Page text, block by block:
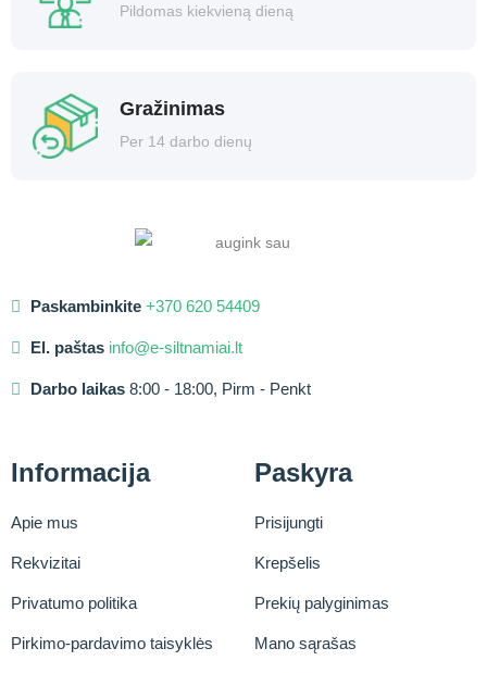
Pildomas kiekvieną dieną
Gražinimas
Per 14 darbo dienų
Paskambinkite +370 620 54409
El. paštas info@e-siltnamiai.lt
Darbo laikas 8:00 - 18:00, Pirm - Penkt
Informacija
Apie mus
Rekvizitai
Privatumo politika
Pirkimo-pardavimo taisyklės
Paskyra
Prisijungti
Krepšelis
Prekių palyginimas
Mano sąrašas